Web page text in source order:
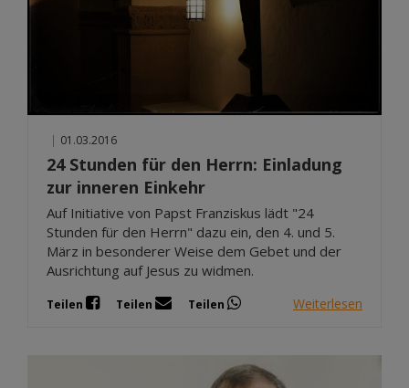
| 01.03.2016
24 Stunden für den Herrn: Einladung
zur inneren Einkehr
Auf Initiative von Papst Franziskus lädt "24
Stunden für den Herrn" dazu ein, den 4. und 5.
März in besonderer Weise dem Gebet und der
Ausrichtung auf Jesus zu widmen.
Teilen Teilen Teilen Weiterlesen